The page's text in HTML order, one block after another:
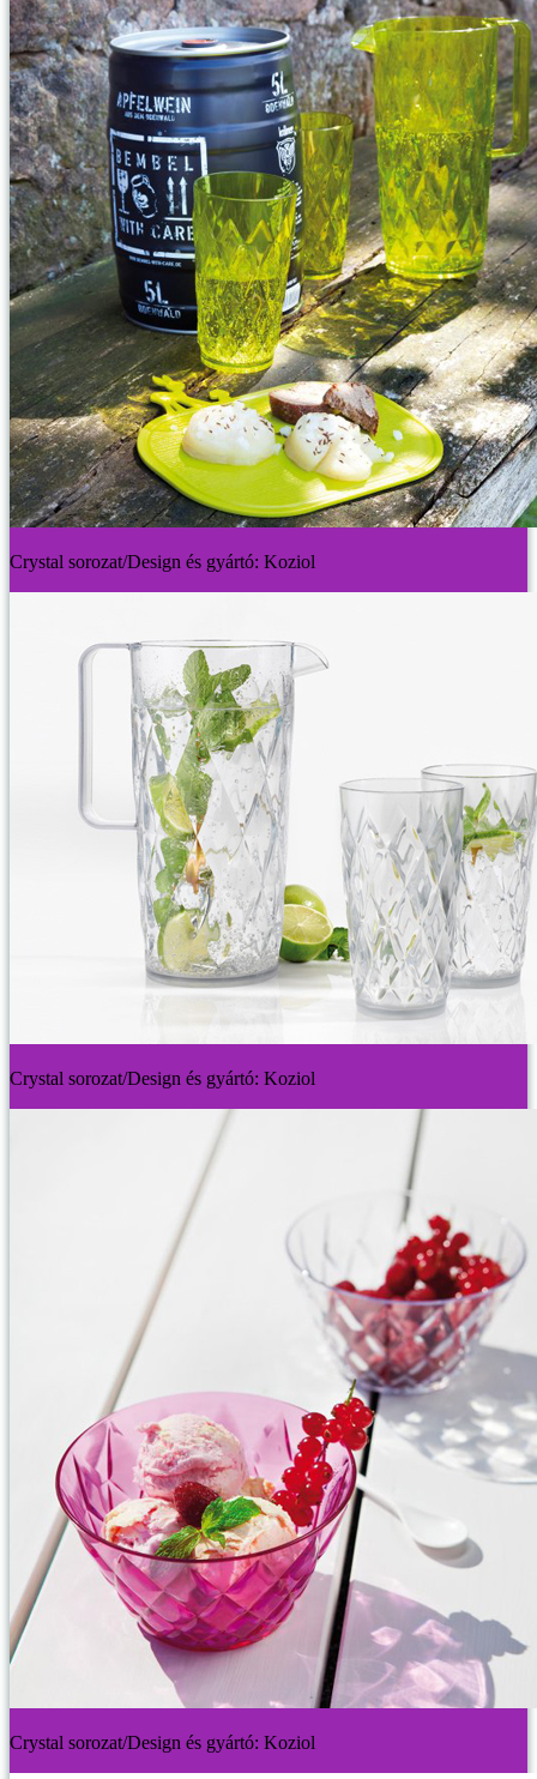
Crystal sorozat/Design és gyártó: Koziol
Crystal sorozat/Design és gyártó: Koziol
Crystal sorozat/Design és gyártó: Koziol